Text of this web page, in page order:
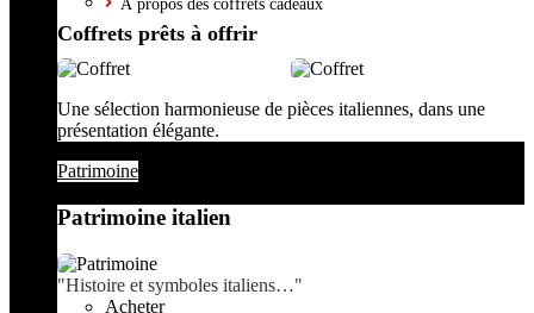
Coffrets prêts à offrir
Une sélection harmonieuse de pièces italiennes, dans une
présentation élégante.
Patrimoine
Patrimoine italien
"Histoire et symboles italiens…"
Acheter